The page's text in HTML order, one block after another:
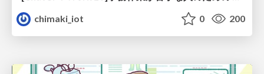
chimaki_iot
0 200